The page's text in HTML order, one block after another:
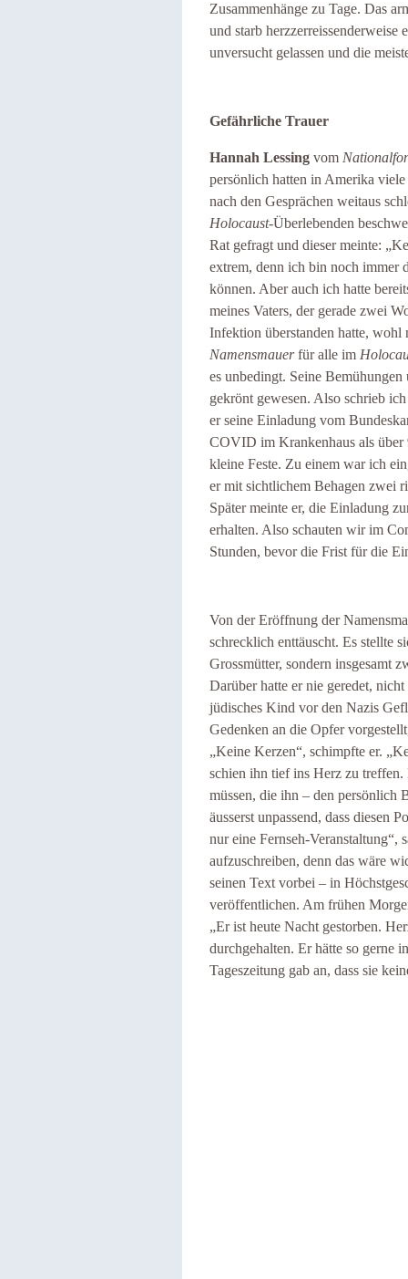
Zusammenhänge zu Tage. Das
und starb herzzerreissenderweise
unversucht gelassen und die
Gefährliche Trauer
Hannah Lessing vom
persönlich hatten in Amerika
nach den Gesprächen weitaus
Holocaust-Überlebenden
Rat gefragt und dieser meinte:
extrem, denn ich bin noch immer
können. Aber auch ich hatte
meines Vaters, der gerade zwei
Infektion überstanden hatte,
Namensmauerfür alle im
es unbedingt. Seine
gekrönt gewesen. Also schrieb
er seine Einladung vom
COVID im Krankenhaus als über
kleine Feste. Zu einem war ich
er mit sichtlichem Behagen zwei
Später meinte er, die Einladung
erhalten. Also schauten wir im
Stunden, bevor die Frist für die
Von der Eröffnung der
schrecklich enttäuscht. Es stellte
Grossmütter, sondern insgesamt
Darüber hatte er nie geredet,
jüdisches Kind vor den Nazis
Gedenken an die Opfer
„Keine Kerzen“, schimpfte er.
schien ihn tief ins Herz zu
müssen, die ihn – den persönlich
äusserst unpassend, dass diesen
nur eine Fernseh-Veranstaltung“,
aufzuschreiben, denn das wäre
seinen Text vorbei – in
veröffentlichen. Am frühen
„Er ist heute Nacht gestorben.
durchgehalten. Er hätte so gerne
Tageszeitung gab an, dass sie